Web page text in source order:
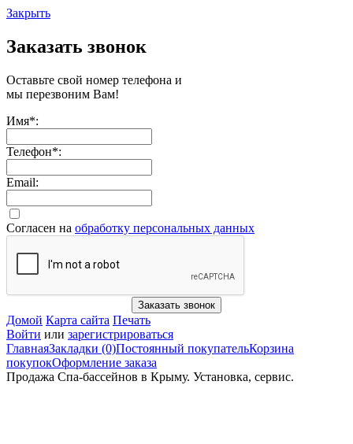
Закрыть
Заказать звонок
Оставьте свой номер телефона и
мы перезвоним Вам!
Имя*:
Телефон*:
Email:
Согласен на обработку персональных данных
Заказать звонок
Домой Карта сайта Печать
Войти или зарегистрироваться
ГлавнаяЗакладки (0)Постоянный покупательКорзина
покупокОформление заказа
Продажа Спа-бассейнов в Крыму. Установка, сервис.